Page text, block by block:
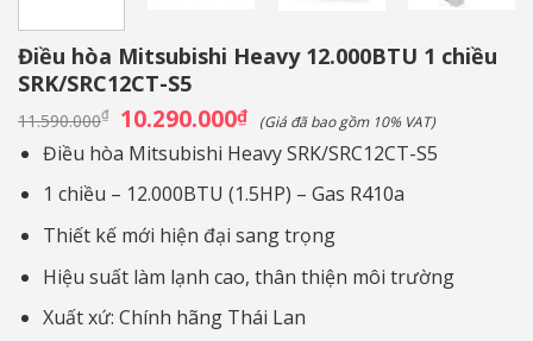
Điều hòa Mitsubishi Heavy 12.000BTU 1 chiều
SRK/SRC12CT-S5
11.590.000₫ Giá
gốc
là:
11.590.000₫.
10.290.000₫Giá
hiện
tại
là:
10.290.000₫.
(Giá đã bao gồm 10% VAT)
Điều hòa Mitsubishi Heavy SRK/SRC12CT-S5
1 chiều – 12.000BTU (1.5HP) – Gas R410a
Thiết kế mới hiện đại sang trọng
Hiệu suất làm lạnh cao, thân thiện môi trường
Xuất xứ: Chính hãng Thái Lan